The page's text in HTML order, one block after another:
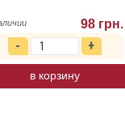
98 грн.
в корзину